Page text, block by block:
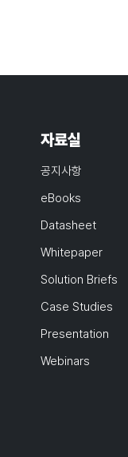
자료실
공지사항
eBooks
Datasheet
Whitepaper
Solution Briefs
Case Studies
Presentation
Webinars